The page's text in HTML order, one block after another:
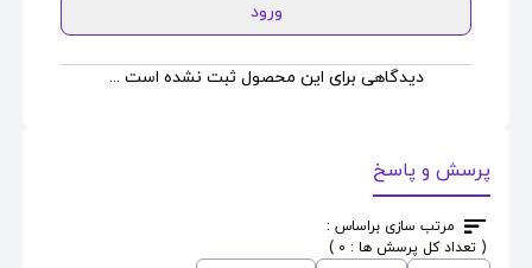
ورود
دیدگاهی برای این محصول ثبت نشده است ...
پرسش و پاسخ
مرتب سازی براساس :
( تعداد کل پرسش ها : 0 )